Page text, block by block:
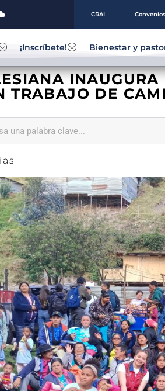
CRAI Convenios
¡Inscríbete! Bienestar y
TRABAJO DE